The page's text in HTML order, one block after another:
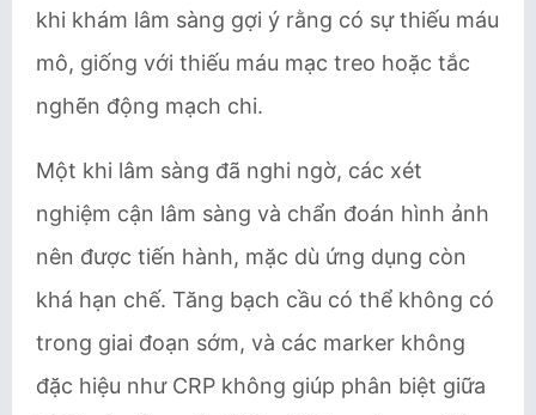
khi khám lâm sàng gợi ý rằng có sự thiếu máu
mô, giống với thiếu máu mạc treo hoặc tắc
nghẽn động mạch chi.
Một khi lâm sàng đã nghi ngờ, các xét
nghiệm cận lâm sàng và chẩn đoán hình ảnh
nên được tiến hành, mặc dù ứng dụng còn
khá hạn chế. Tăng bạch cầu có thể không có
trong giai đoạn sớm, và các ​marker không
đặc hiệu như CRP không giúp phân biệt giữa